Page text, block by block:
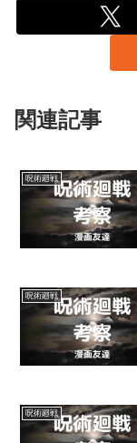
関連記事
呪術廻戦
呪術廻戦
呪術廻戦